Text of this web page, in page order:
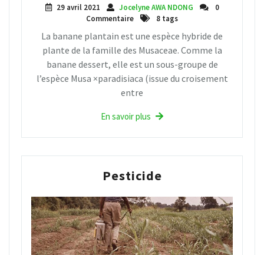
29 avril 2021 Jocelyne AWA NDONG
0
Commentaire
8 tags
La banane plantain est une espèce hybride de
plante de la famille des Musaceae. Comme la
banane dessert, elle est un sous-groupe de
l’espèce Musa ×paradisiaca (issue du croisement
entre
En savoir plus
Pesticide